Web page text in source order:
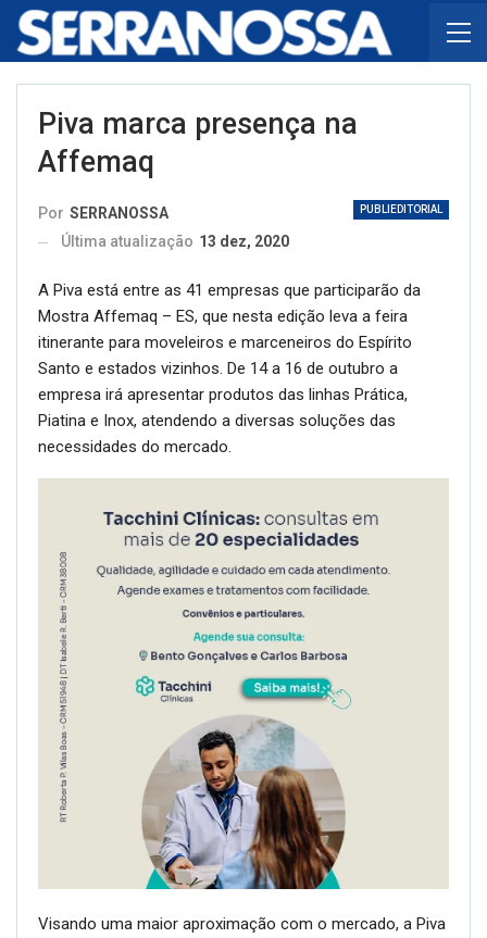
Piva marca presença na
Affemaq
PUBLIEDITORIAL
Por SERRANOSSA
Última atualização 13 dez, 2020
A Piva está entre as 41 empresas que participarão da
Mostra Affemaq – ES, que nesta edição leva a feira
itinerante para moveleiros e marceneiros do Espírito
Santo e estados vizinhos. De 14 a 16 de outubro a
empresa irá apresentar produtos das linhas Prática,
Piatina e Inox, atendendo a diversas soluções das
necessidades do mercado.
Visando uma maior aproximação com o mercado, a Piva